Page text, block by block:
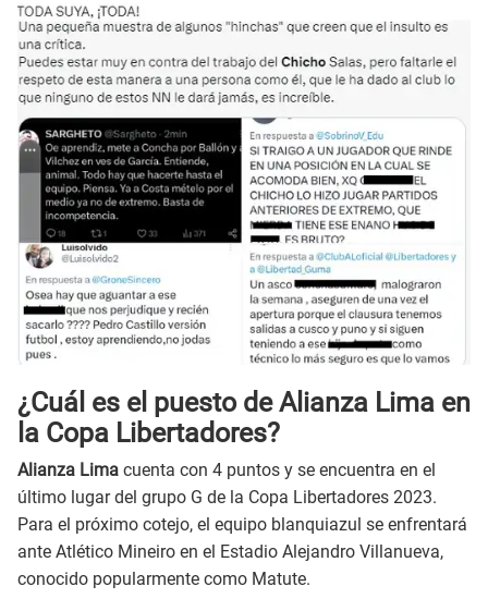
¿Cuál es el puesto de Alianza Lima en
la Copa Libertadores?
Alianza Lima cuenta con 4 puntos y se encuentra en el
último lugar del grupo G de la Copa Libertadores 2023.
Para el próximo cotejo, el equipo blanquiazul se enfrentará
ante Atlético Mineiro en el Estadio Alejandro Villanueva,
conocido popularmente como Matute.